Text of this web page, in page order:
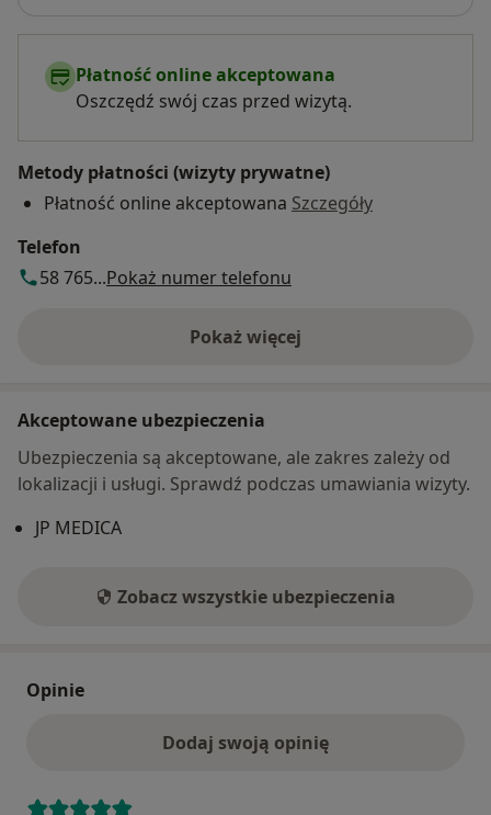
Płatność online akceptowana
Oszczędź swój czas przed wizytą.
Metody płatności (wizyty prywatne)
Płatność online akceptowana Szczegóły
Telefon
58 765...Pokaż numer telefonu
Pokaż więcej
o adresie
Akceptowane ubezpieczenia
Ubezpieczenia są akceptowane, ale zakres zależy od
lokalizacji i usługi. Sprawdź podczas umawiania wizyty.
JP MEDICA
Zobacz wszystkie ubezpieczenia
Opinie
Dodaj swoją opinię